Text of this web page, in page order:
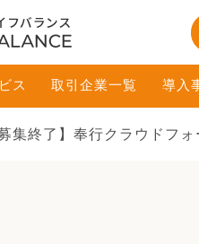
ス 取引企業一覧 導入
募集終了】奉行クラウドフォ